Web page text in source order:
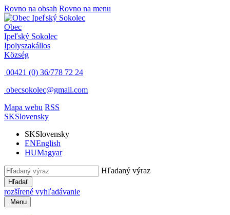
Rovno na obsah Rovno na menu
Obec
Ipeľský Sokolec
Ipolyszakállos
Község
00421 (0) 36/778 72 24
obecsokolec@gmail.com
Mapa webu RSS
SKSlovensky
SKSlovensky
ENEnglish
HUMagyar
Hľadaný výraz
Hľadať
rozšírené vyhľadávanie
Menu